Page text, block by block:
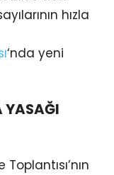
hızla
‘nda yeni
YASAĞI